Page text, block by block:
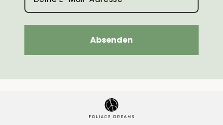
Absenden